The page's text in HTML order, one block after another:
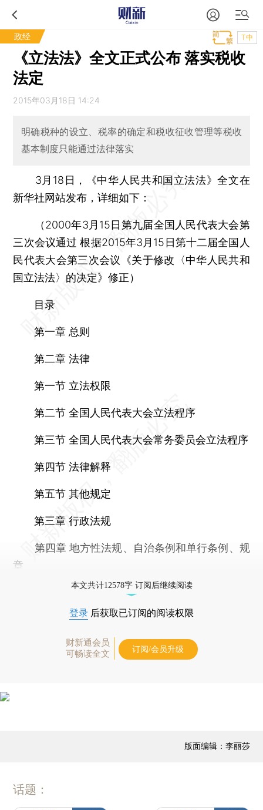
政经 T中
《立法法》全文正式公布 落实税收
法定
2015年03月18日 14:24
明确税种的设立、税率的确定和税收征收管理等税收
基本制度只能通过法律落实
3月18日，《中华人民共和国立法法》全文在
新华社网站发布，详细如下：
（2000年3月15日第九届全国人民代表大会第
三次会议通过 根据2015年3月15日第十二届全国人
民代表大会第三次会议《关于修改〈中华人民共和
国立法法〉的决定》修正）
目录
第一章 总则
第二章 法律
第一节 立法权限
第二节 全国人民代表大会立法程序
第三节 全国人民代表大会常务委员会立法程序
第四节 法律解释
第五节 其他规定
第三章 行政法规
第四章 地方性法规、自治条例和单行条例、规
章
本文共计12578字 订阅后继续阅读
登录 后获取已订阅的阅读权限
财新通会员
可畅读全文
订阅/会员升级
版面编辑：李丽莎
话题：